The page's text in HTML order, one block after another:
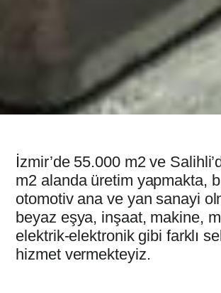
İzmir’de 55.000 m2 ve
m2 alanda üretim yapmakta,
otomotiv ana ve yan sanayi
beyaz eşya, inşaat, makine,
elektrik-elektronik gibi farklı
hizmet vermekteyiz.